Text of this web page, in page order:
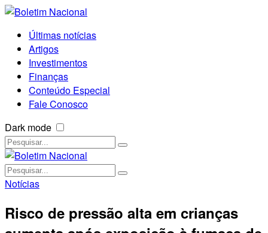
Últimas notícias
Artigos
Investimentos
Finanças
Conteúdo Especial
Fale Conosco
Dark mode
Notícias
Risco de pressão alta em crianças